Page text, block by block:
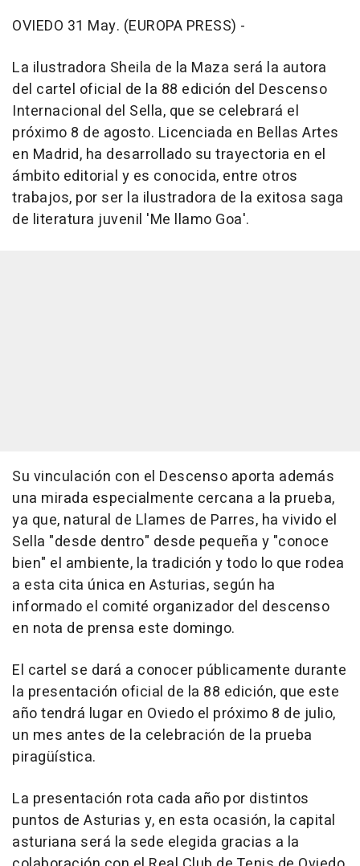
OVIEDO 31 May. (EUROPA PRESS) -
La ilustradora Sheila de la Maza será la autora
del cartel oficial de la 88 edición del Descenso
Internacional del Sella, que se celebrará el
próximo 8 de agosto. Licenciada en Bellas Artes
en Madrid, ha desarrollado su trayectoria en el
ámbito editorial y es conocida, entre otros
trabajos, por ser la ilustradora de la exitosa saga
de literatura juvenil 'Me llamo Goa'.
Su vinculación con el Descenso aporta además
una mirada especialmente cercana a la prueba,
ya que, natural de Llames de Parres, ha vivido el
Sella "desde dentro" desde pequeña y "conoce
bien" el ambiente, la tradición y todo lo que rodea
a esta cita única en Asturias, según ha
informado el comité organizador del descenso
en nota de prensa este domingo.
El cartel se dará a conocer públicamente durante
la presentación oficial de la 88 edición, que este
año tendrá lugar en Oviedo el próximo 8 de julio,
un mes antes de la celebración de la prueba
piragüística.
La presentación rota cada año por distintos
puntos de Asturias y, en esta ocasión, la capital
asturiana será la sede elegida gracias a la